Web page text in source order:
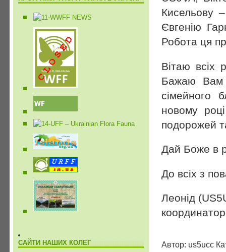
САЙТИ НАШИХ КОЛЕГ
Кисельову
Євгенію
Робота ця
Вітаю всіх
Бажаю Вам
сімейного
новому
подорожей
Дай Боже в
До всіх з
Леонід
Автор: us5ucc